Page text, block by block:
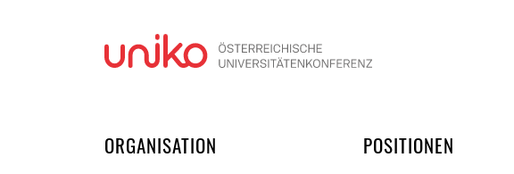
ORGANISATION POSITIONEN